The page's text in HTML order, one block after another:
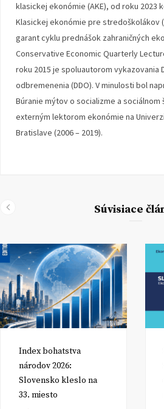
klasickej ekonómie (AKE), od roku 2023
Klasickej ekonómie pre stredoškolákov
garant cyklu prednášok zahraničných
Conservative Economic Quarterly
roku 2015 je spoluautorom vykazovania
odbremenenia (DDO). V minulosti bol
Búranie mýtov o socializme a sociálnom
externým lektorom ekonómie na
Bratislave (2006 – 2019).
Súvisiace
Index bohatstva
národov 2026:
Slovensko kleslo na
33. miesto